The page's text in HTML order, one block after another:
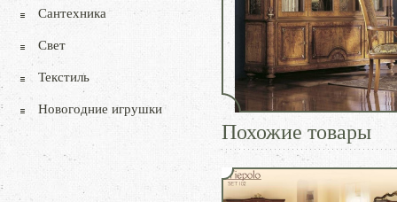
Похожие товары
Сантехника
Свет
Текстиль
Новогодние игрушки